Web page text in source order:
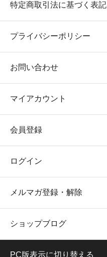
特定商取引法に基づく表記
プライバシーポリシー
お問い合わせ
マイアカウント
会員登録
ログイン
メルマガ登録・解除
ショップブログ
PC版表示に切り替える